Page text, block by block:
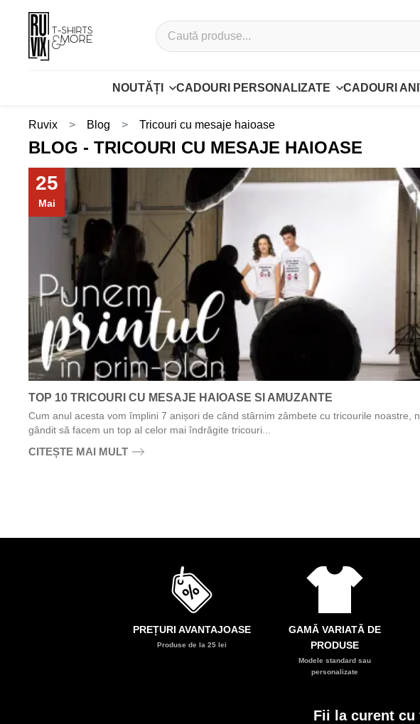
NOUTĂȚI CADOURI PERSONALIZATE CADOURI
Ruvix Blog Tricouri cu mesaje haioase
BLOG - TRICOURI CU MESAJE HAIOASE
25
Mai
TOP 10 TRICOURI CU MESAJE HAIOASE SI AMUZANTE
Cum anul acesta vom împlini 7 anișori de când stârnim zâmbete cu tricourile noastre,
gândit să facem un top al celor mai îndrăgite tricouri...
CITEȘTE MAI MULT
PREȚURI AVANTAJOASE
Produse de la 25 lei
GAMĂ VARIATĂ DE
PRODUSE
Modele standard sau
personalizate
Fii la curent cu